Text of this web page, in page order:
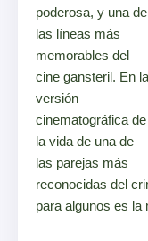
poderosa, y una de
las líneas más
memorables del
cine gansteril. En la
versión
cinematográfica de
la vida de una de
las parejas más
reconocidas del
para algunos es la